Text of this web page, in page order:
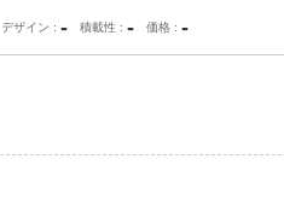
デザイン - 積載性 - 価格 -